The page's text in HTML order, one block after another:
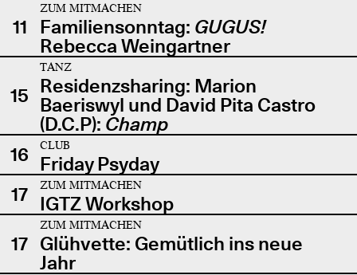
11
ZUM MITMACHEN
Familiensonntag: GUGUS!
Rebecca Weingartner
15
TANZ
Residenzsharing: Marion
Baeriswyl und David Pita Castro
(D.C.P): Champ
16
CLUB
Friday Psyday
17
ZUM MITMACHEN
IGTZ Workshop
17
ZUM MITMACHEN
Glühvette: Gemütlich ins neue
Jahr